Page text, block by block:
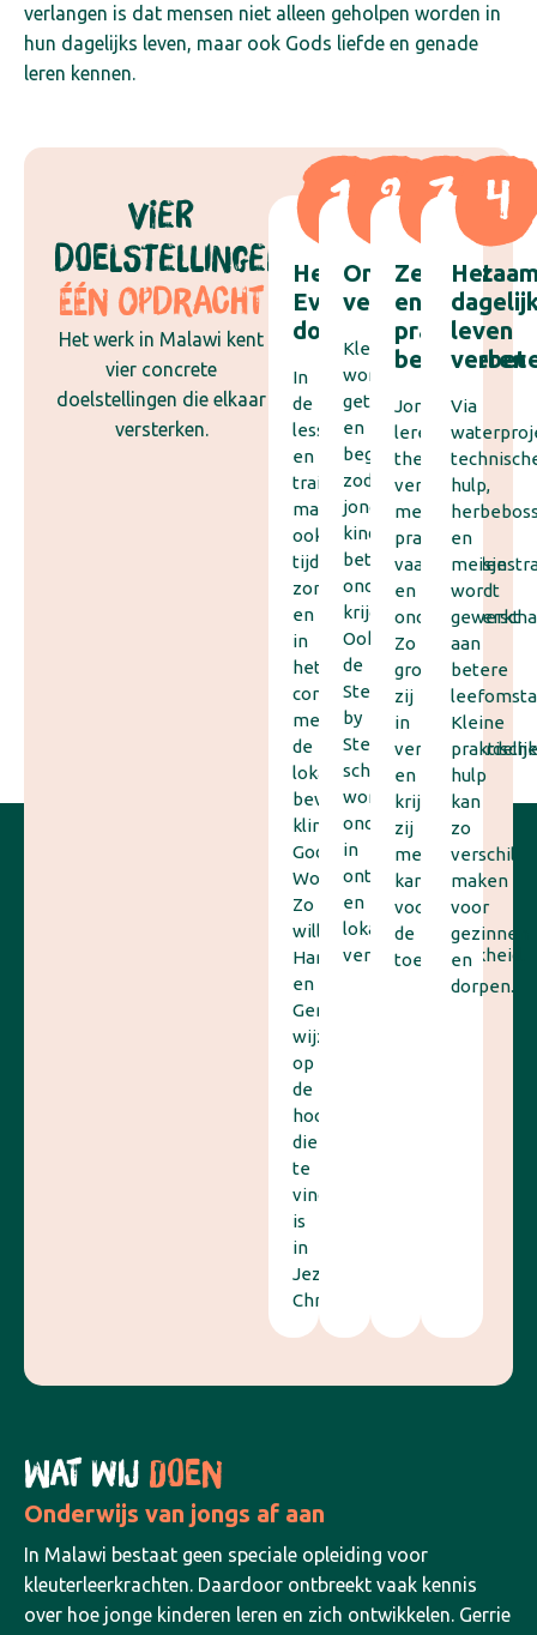
verlangen is dat mensen niet alleen geholpen worden in
hun dagelijks leven, maar ook Gods liefde en genade
leren kennen.
VIER
DOELSTELLINGEN,
ÉÉN OPDRACHT
Het werk in Malawi kent
vier concrete
doelstellingen die elkaar
versterken.
Het
Evangelie
doorgeven
In
de
lessen
en
trainingen,
maar
ook
tijdens
zondagschool
en
in
het
contact
met
de
lokale
bevolking
klinkt
Gods
Woord.
Zo
willen
Hans
en
Gerrie
wijzen
op
de
hoop
die
te
vinden
is
in
Jezus
Christus.
Onderwijs
versterken
Kleuterjuffen
worden
getraind
en
begeleid,
zodat
jonge
kinderen
beter
onderwijs
krijgen.
Ook
de
Step
by
Step-
school
wordt
ondersteund
in
ontwikkeling
en
lokale
verantwoordelijkheid.
en
praktijk
bevorderen
Jongeren
leren
theorie
verbinden
met
praktische
vaardigheden
en
Zo
groeien
zij
in
en
krijgen
zij
meer
kansen
voor
de
toekomst.
Het
leven
Via
hulp,
en
wordt
gewerkt
aan
betere
Kleine
praktische
hulp
kan
zo
verschil
maken
voor
gezinnen
en
dorpen.
WAT WIJ DOEN
Onderwijs van jongs af aan
In Malawi bestaat geen speciale opleiding voor
kleuterleerkrachten. Daardoor ontbreekt vaak kennis
over hoe jonge kinderen leren en zich ontwikkelen. Gerrie